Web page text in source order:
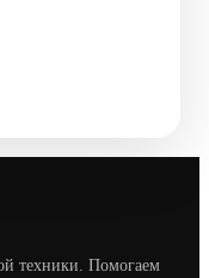
техники. Помогаем